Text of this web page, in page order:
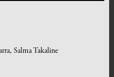
Salma Takaline